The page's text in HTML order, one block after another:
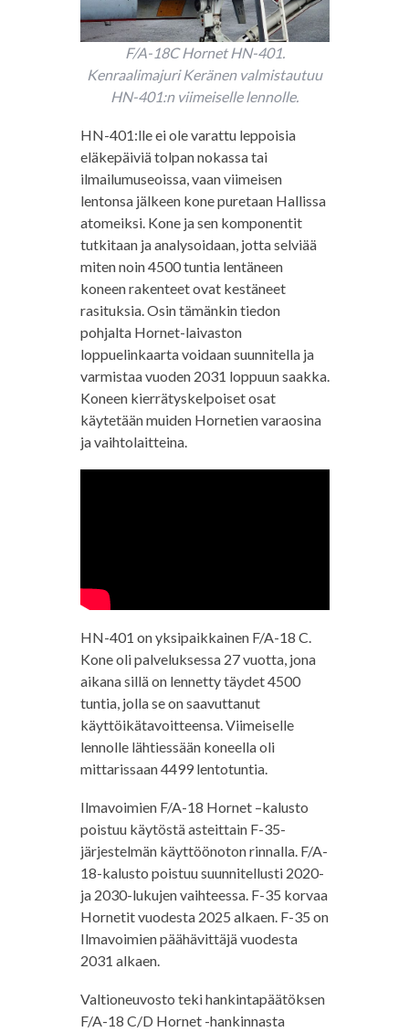
F/A-18C Hornet HN-401.
Kenraalimajuri Keränen valmistautuu
HN-401:n viimeiselle lennolle.
HN-401:lle ei ole varattu leppoisia
eläkepäiviä tolpan nokassa tai
ilmailumuseoissa, vaan viimeisen
lentonsa jälkeen kone puretaan Hallissa
atomeiksi. Kone ja sen komponentit
tutkitaan ja analysoidaan, jotta selviää
miten noin 4500 tuntia lentäneen
koneen rakenteet ovat kestäneet
rasituksia. Osin tämänkin tiedon
pohjalta Hornet-laivaston
loppuelinkaarta voidaan suunnitella ja
varmistaa vuoden 2031 loppuun saakka.
Koneen kierrätyskelpoiset osat
käytetään muiden Hornetien varaosina
ja vaihtolaitteina.
HN-401 on yksipaikkainen F/A-18 C.
Kone oli palveluksessa 27 vuotta, jona
aikana sillä on lennetty täydet 4500
tuntia, jolla se on saavuttanut
käyttöikätavoitteensa. Viimeiselle
lennolle lähtiessään koneella oli
mittarissaan 4499 lentotuntia.
Ilmavoimien F/A-18 Hornet –kalusto
poistuu käytöstä asteittain F-35-
järjestelmän käyttöönoton rinnalla. F/A-
18-kalusto poistuu suunnitellusti 2020-
ja 2030-lukujen vaihteessa. F-35 korvaa
Hornetit vuodesta 2025 alkaen. F-35 on
Ilmavoimien päähävittäjä vuodesta
2031 alkaen.
Valtioneuvosto teki hankintapäätöksen
F/A-18 C/D Hornet -hankinnasta